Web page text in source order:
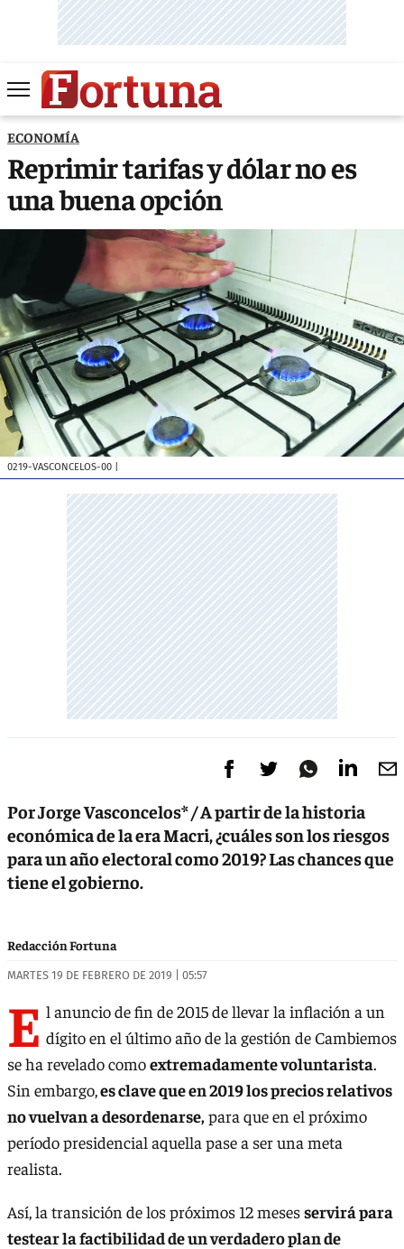
ECONOMÍA
Reprimir tarifas y dólar no es
una buena opción
0219-VASCONCELOS-00
Por Jorge Vasconcelos* / A partir de la historia
económica de la era Macri, ¿cuáles son los riesgos
para un año electoral como 2019? Las chances que
tiene el gobierno.
Redacción Fortuna
MARTES 19 DE FEBRERO DE 2019 | 05:57
E l anuncio de fin de 2015 de llevar la inflación a un
dígito en el último año de la gestión de Cambiemos
se ha revelado comoextremadamente voluntarista.
Sin embargo,es clave que en 2019 los precios relativos
no vuelvan a desordenarse,para que en el próximo
período presidencial aquella pase a ser una meta
realista.
Así, la transición de los próximos 12 mesesservirá para
testear la factibilidad de un verdadero plan de